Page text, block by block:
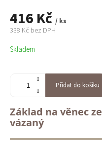
416 Kč / ks
338 Kč bez DPH
Měrná
cena:
Skladem
Přidat do košíku
Základ na věnec ze
vázaný